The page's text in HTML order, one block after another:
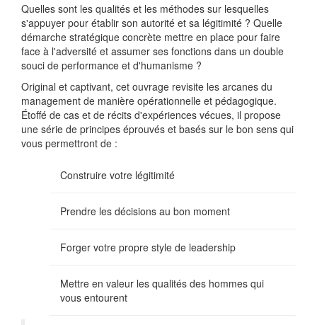
Quelles sont les qualités et les méthodes sur lesquelles
s'appuyer pour établir son autorité et sa légitimité ? Quelle
démarche stratégique concrète mettre en place pour faire
face à l'adversité et assumer ses fonctions dans un double
souci de performance et d'humanisme ?
Original et captivant, cet ouvrage revisite les arcanes du
management de manière opérationnelle et pédagogique.
Étoffé de cas et de récits d'expériences vécues, il propose
une série de principes éprouvés et basés sur le bon sens qui
vous permettront de :
Construire votre légitimité
Prendre les décisions au bon moment
Forger votre propre style de leadership
Mettre en valeur les qualités des hommes qui
vous entourent